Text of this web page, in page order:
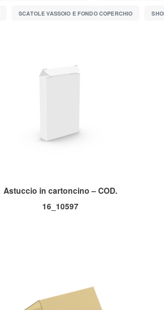
SCATOLE VASSOIO E FONDO COPERCHIO
Astuccio in cartoncino – COD.
16_10597